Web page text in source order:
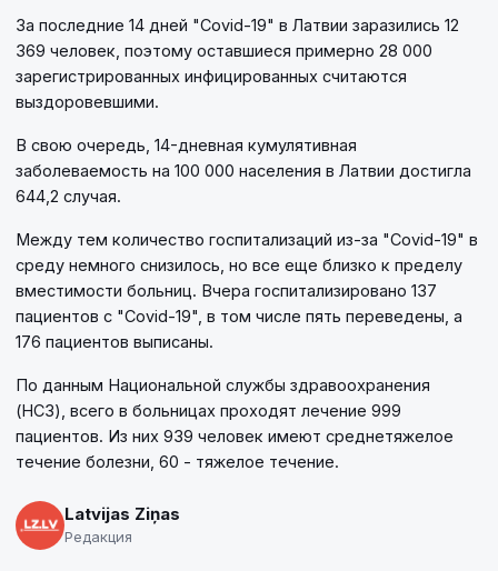
За последние 14 дней "Covid-19" в Латвии заразились 12
369 человек, поэтому оставшиеся примерно 28 000
зарегистрированных инфицированных считаются
выздоровевшими.
В свою очередь, 14-дневная кумулятивная
заболеваемость на 100 000 населения в Латвии достигла
644,2 случая.
Между тем количество госпитализаций из-за "Covid-19" в
среду немного снизилось, но все еще близко к пределу
вместимости больниц. Вчера госпитализировано 137
пациентов с "Covid-19", в том числе пять переведены, а
176 пациентов выписаны.
По данным Национальной службы здравоохранения
(НСЗ), всего в больницах проходят лечение 999
пациентов. Из них 939 человек имеют среднетяжелое
течение болезни, 60 - тяжелое течение.
Latvijas Ziņas
Редакция